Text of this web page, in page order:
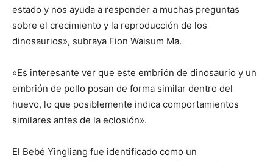
estado y nos ayuda a responder a muchas preguntas
sobre el crecimiento y la reproducción de los
dinosaurios», subraya Fion Waisum Ma.
«Es interesante ver que este embrión de dinosaurio y un
embrión de pollo posan de forma similar dentro del
huevo, lo que posiblemente indica comportamientos
similares antes de la eclosión».
El Bebé Yingliang fue identificado como un